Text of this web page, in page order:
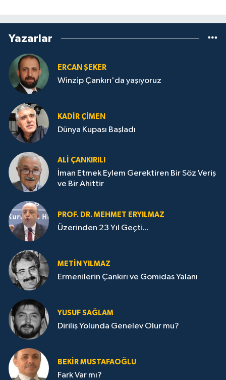
Yazarlar
ERCAN ŞEKER
Winzip Çankırı'da yaşıyoruz
KADIR ÇIMEN
Dünya Kupası Başladı
ALI ÇANKIRILI
İman Etmek Eylem Gerektiren Bir Söz Veriş
ve Bir Ahittir
PROF. DR. MEHMET ERYILMAZ
Üzerinden 23 Yıl Geçti...
METIN YILMAZ
Ermenilerin Çankırı ve Gomidas Yalanı
YUSUF SAĞLAM
Diriliş Yolunda Genelev Olur mu?
BEKIR MUSTAFAOĞLU
Fark Var mı?